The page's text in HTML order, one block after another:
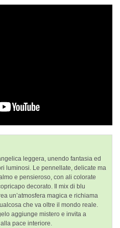
leggera, unendo fantasia ed
luminosi. Le pennellate, delicate ma
e pensieroso, con ali colorate
decorato. Il mix di blu
un’atmosfera magica e richiama
che va oltre il mondo reale.
aggiunge mistero e invita a
pace interiore.